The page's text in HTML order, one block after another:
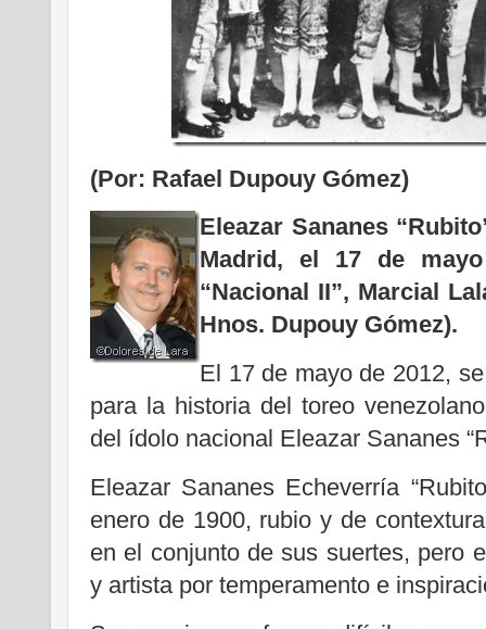
(Por: Rafael Dupouy Gómez)
Eleazar Sananes
Madrid, el 17 de
“Nacional II”, Marcial
Hnos. Dupouy Gómez).
El 17 de mayo de 2012,
para la historia del toreo
del ídolo nacional Eleazar Sananes
Eleazar Sananes Echeverría
enero de 1900, rubio y de
en el conjunto de sus suertes, pero
y artista por temperamento e